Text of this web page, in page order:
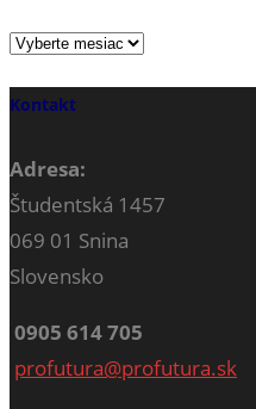
Archív
Kontakt
Adresa:
Študentská 1457
069 01 Snina
Slovensko
0905 614 705
profutura@profutura.sk